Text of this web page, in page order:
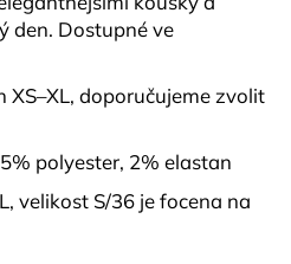
den. Dostupné ve
XS–XL, doporučujeme zvolit
polyester, 2% elastan
velikost S/36 je focena na